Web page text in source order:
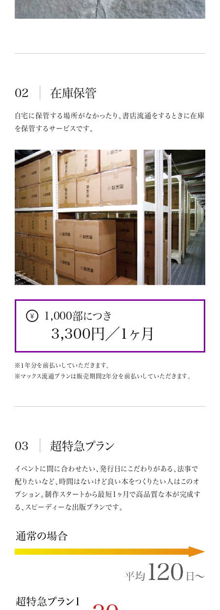
02 在庫保管
自宅に保管する場所がなかったり、書店流通をするときに在庫
を保管するサービスです。
1,000部につき
3,300円／1ヶ月
※1年分を前払いしていただきます。
※マックス流通プランは販売期間2年分を前払いしていただきます。
03 超特急プラン
イベントに間に合わせたい、発行日にこだわりがある、法事で
配りたいなど、時間はないけど良い本をつくりたい人はこのオ
プション。制作スタートから最短1ヶ月で高品質な本が完成す
る、スピーディーな出版プランです。